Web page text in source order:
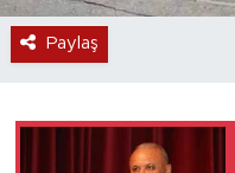
Paylaş
Turizm